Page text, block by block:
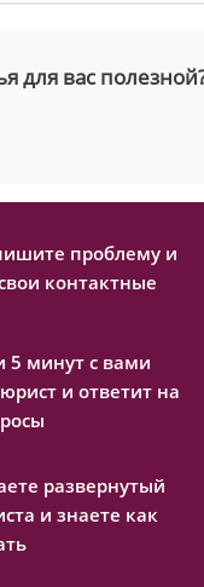
для вас
проблему и
контактные
5 минут с вами
и ответит на
развернутый
и знаете как